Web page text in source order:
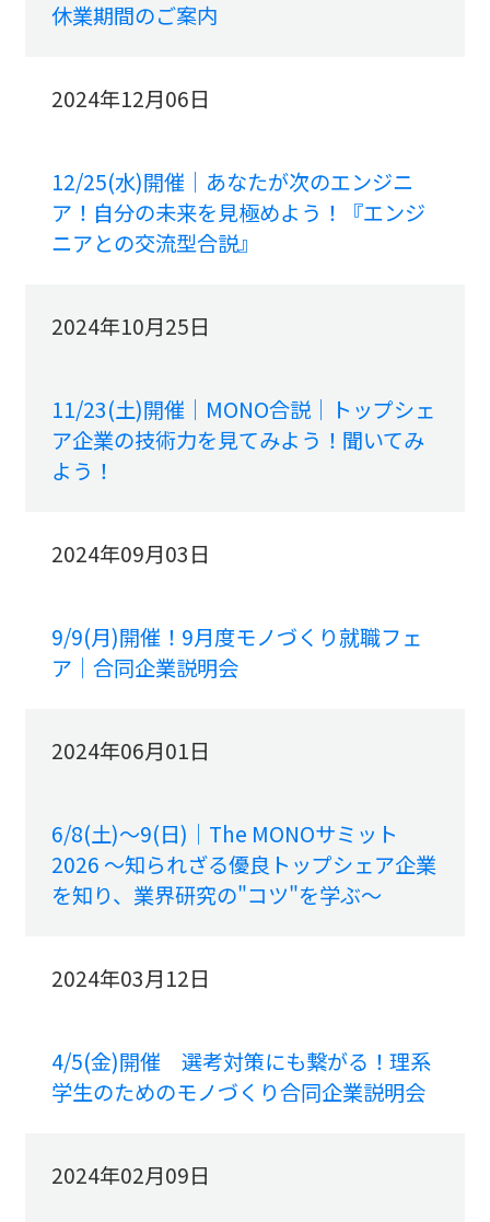
休業期間のご案内
2024年12月06日
12/25(水)開催｜あなたが次のエンジニ
ア！自分の未来を見極めよう！『エンジ
ニアとの交流型合説』
2024年10月25日
11/23(土)開催｜MONO合説｜トップシェ
ア企業の技術力を見てみよう！聞いてみ
よう！
2024年09月03日
9/9(月)開催！9月度モノづくり就職フェ
ア｜合同企業説明会
2024年06月01日
6/8(土)～9(日)｜The MONOサミット
2026 ～知られざる優良トップシェア企業
を知り、業界研究の"コツ"を学ぶ～
2024年03月12日
4/5(金)開催 選考対策にも繋がる！理系
学生のためのモノづくり合同企業説明会
2024年02月09日